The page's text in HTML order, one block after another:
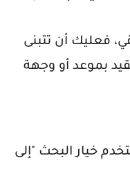
فعليك أن تتبنى
بموعد أو وجهة
خيار البحث "إلى